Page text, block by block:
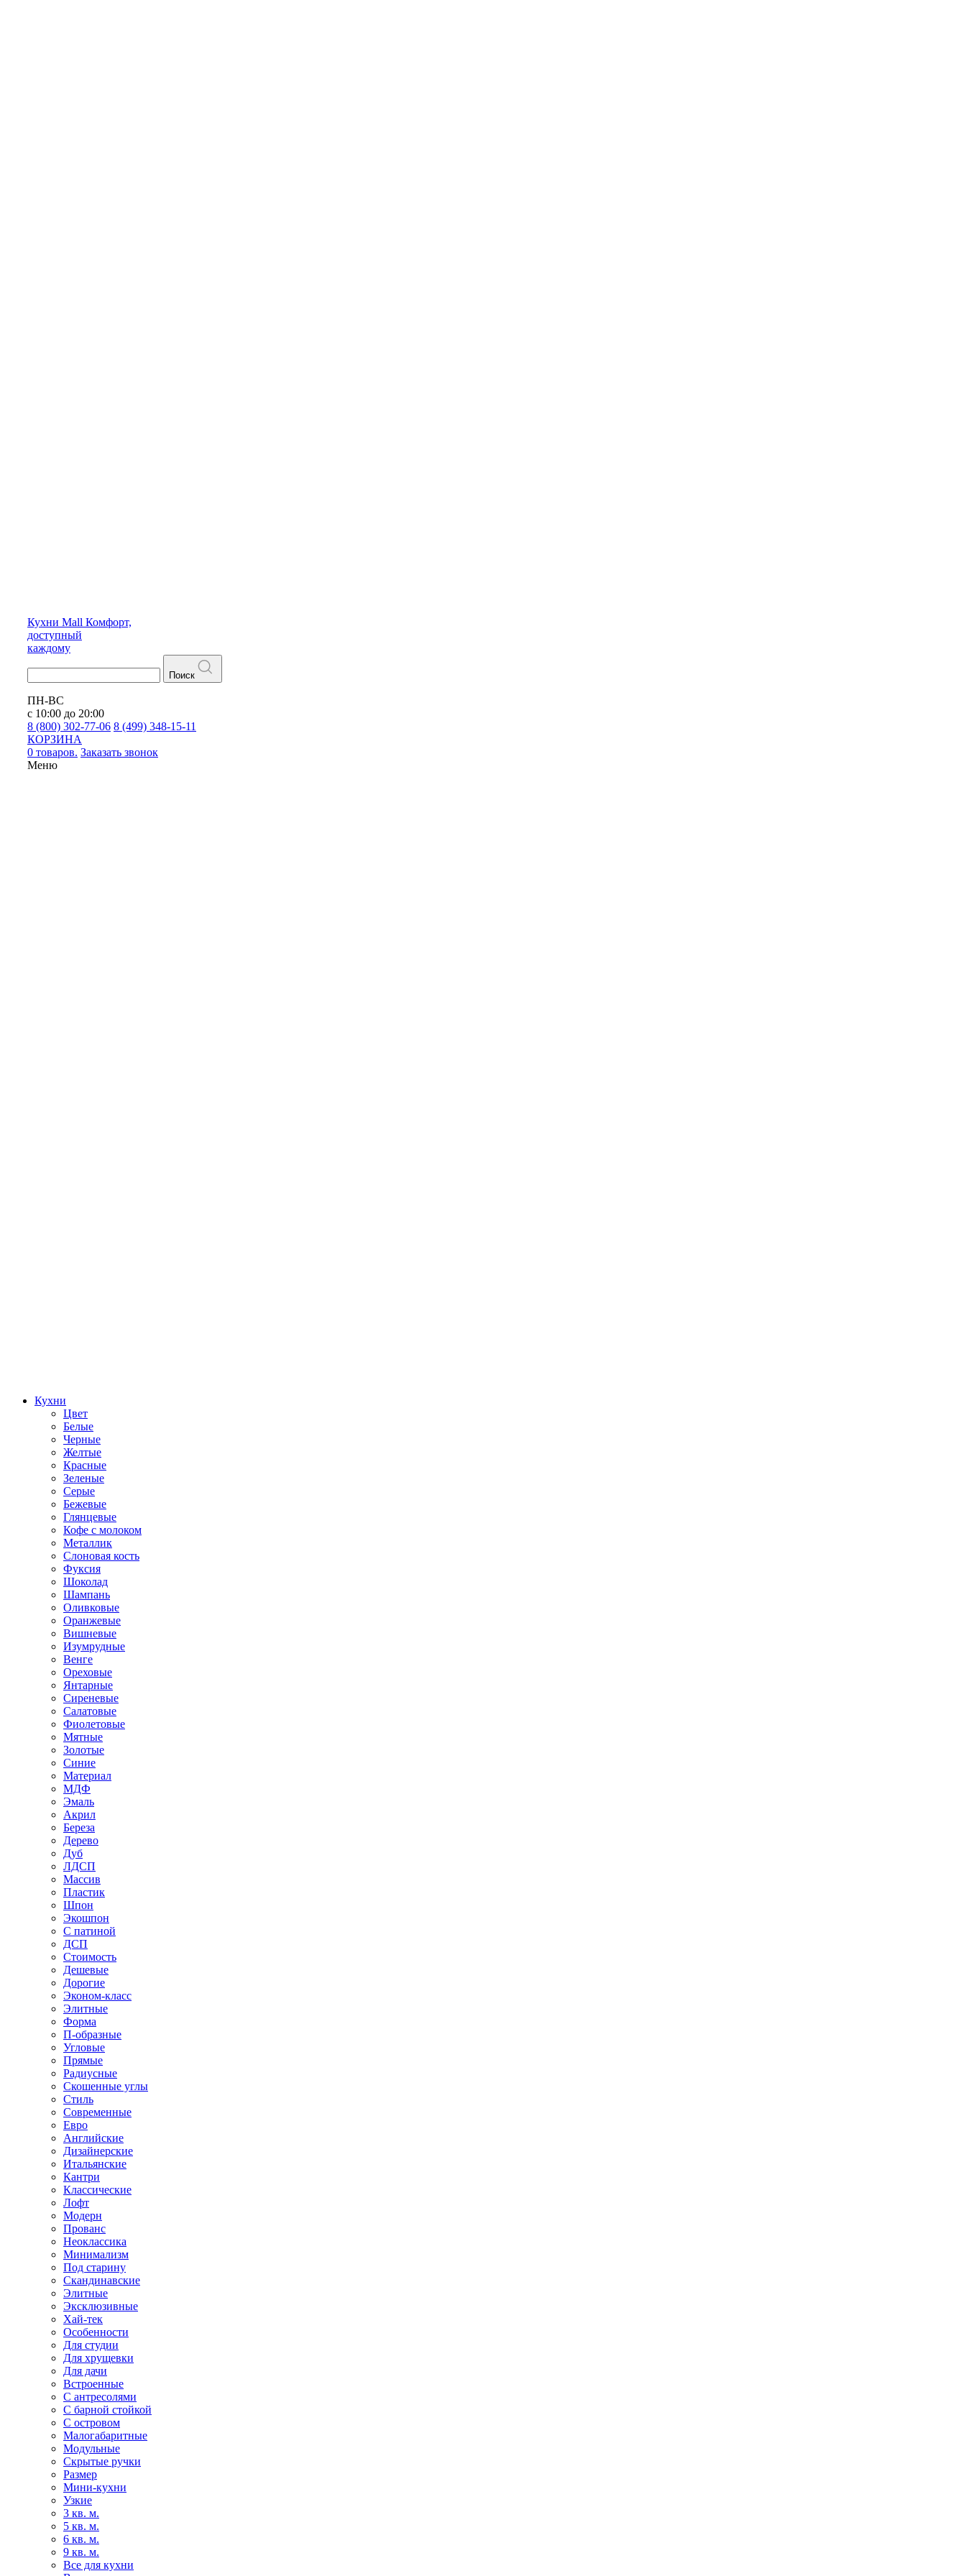
Кухни Mall Комфорт,
доступный
каждому
Поиск
ПН-ВС
с 10:00 до 20:00
8 (800) 302-77-06 8 (499) 348-15-11
КОРЗИНА
0 товаров. Заказать звонок
Меню
Кухни
Цвет
Белые
Черные
Желтые
Красные
Зеленые
Серые
Бежевые
Глянцевые
Кофе с молоком
Металлик
Слоновая кость
Фуксия
Шоколад
Шампань
Оливковые
Оранжевые
Вишневые
Изумрудные
Венге
Ореховые
Янтарные
Сиреневые
Салатовые
Фиолетовые
Мятные
Золотые
Синие
Материал
МДФ
Эмаль
Акрил
Береза
Дерево
Дуб
ЛДСП
Массив
Пластик
Шпон
Экошпон
С патиной
ДСП
Стоимость
Дешевые
Дорогие
Эконом-класс
Элитные
Форма
П-образные
Угловые
Прямые
Радиусные
Скошенные углы
Стиль
Современные
Евро
Английские
Дизайнерские
Итальянские
Кантри
Классические
Лофт
Модерн
Прованс
Неоклассика
Минимализм
Под старину
Скандинавские
Элитные
Эксклюзивные
Хай-тек
Особенности
Для студии
Для хрущевки
Для дачи
Встроенные
С антресолями
С барной стойкой
С островом
Малогабаритные
Модульные
Скрытые ручки
Размер
Мини-кухни
Узкие
3 кв. м.
5 кв. м.
6 кв. м.
9 кв. м.
Все для кухни